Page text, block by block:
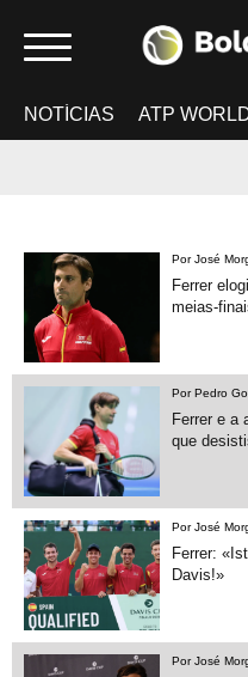
NOTÍCIAS ATP
Por José
Ferrer
meias-
Por Pedro
Ferrer e a
que
Por José
Ferrer:
Davis!»
Por José